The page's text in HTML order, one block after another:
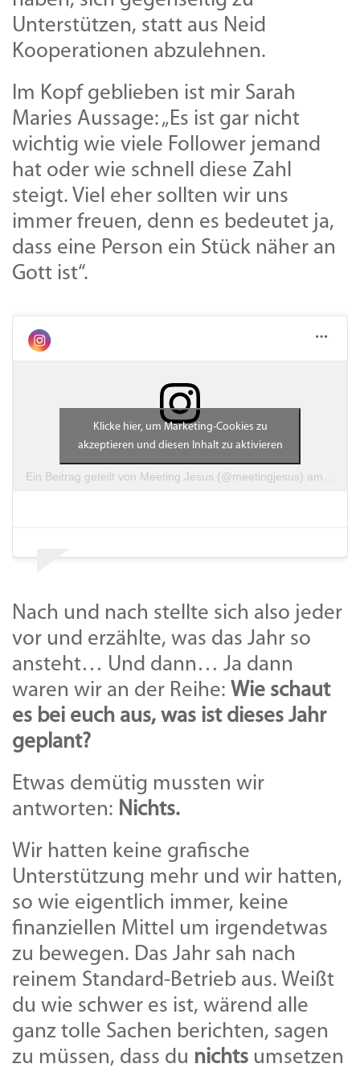
Unterstützen, statt aus Neid
Kooperationen abzulehnen.
Im Kopf geblieben ist mir Sarah
Maries Aussage: „Es ist gar nicht
wichtig wie viele Follower jemand
hat oder wie schnell diese Zahl
steigt. Viel eher sollten wir uns
immer freuen, denn es bedeutet ja,
dass eine Person ein Stück näher an
Gott ist“.
Ein Beitrag geteilt von Meeting Jesus (@meetingjesus) am Mai
Klicke hier, um Marketing-Cookies zu
akzeptieren und diesen Inhalt zu aktivieren
Nach und nach stellte sich also jeder
vor und erzählte, was das Jahr so
ansteht… Und dann… Ja dann
waren wir an der Reihe: Wie schaut
es bei euch aus, was ist dieses Jahr
geplant?
Etwas demütig mussten wir
antworten: Nichts.
Wir hatten keine grafische
Unterstützung mehr und wir hatten,
so wie eigentlich immer, keine
finanziellen Mittel um irgendetwas
zu bewegen. Das Jahr sah nach
reinem Standard-Betrieb aus. Weißt
du wie schwer es ist, wärend alle
ganz tolle Sachen berichten, sagen
zu müssen, dass du nichts umsetzen